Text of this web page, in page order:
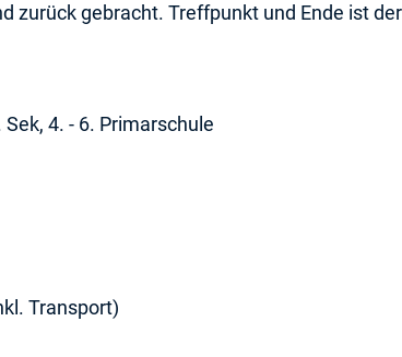
zurück gebracht. Treffpunkt und Ende ist
4. - 6. Primarschule
Transport)